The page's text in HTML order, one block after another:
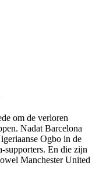
om de verloren
Nadat Barcelona
Ogbo in de
supporters. En die zijn
Manchester United